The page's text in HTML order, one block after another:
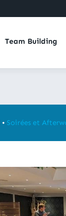
Team Building
• Soirées et